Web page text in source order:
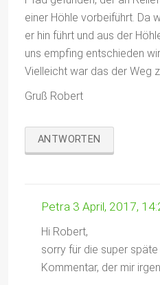
einer Höhle vorbeiführt. Da
er hin führt und aus der
uns empfing entschieden
Vielleicht war das der Weg
Gruß Robert
ANTWORTEN
Petra 3 April, 2017,
Hi Robert,
sorry für die super
Kommentar, der mir